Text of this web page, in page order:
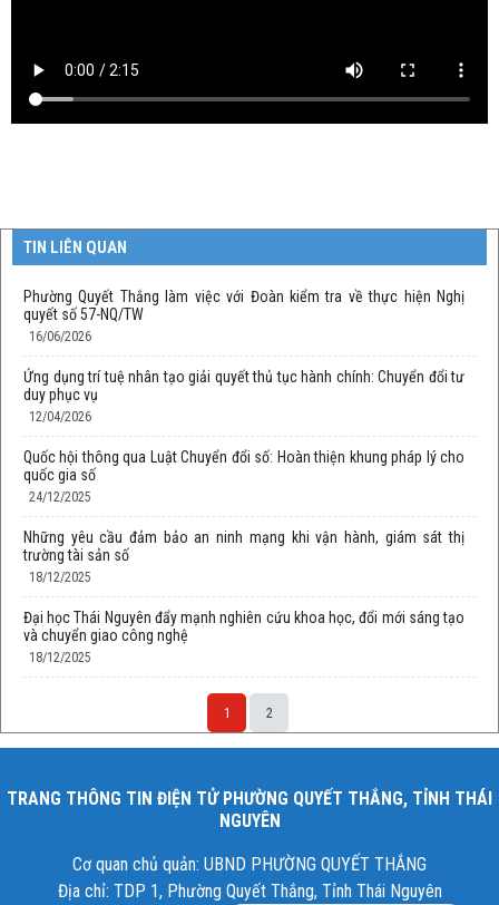
TIN LIÊN QUAN
Phường Quyết Thắng làm việc với Đoàn kiểm tra về thực hiện Nghị
quyết số 57-NQ/TW
16/06/2026
Ứng dụng trí tuệ nhân tạo giải quyết thủ tục hành chính: Chuyển đổi tư
duy phục vụ
12/04/2026
Quốc hội thông qua Luật Chuyển đổi số: Hoàn thiện khung pháp lý cho
quốc gia số
24/12/2025
Những yêu cầu đảm bảo an ninh mạng khi vận hành, giám sát thị
trường tài sản số
18/12/2025
Đại học Thái Nguyên đẩy mạnh nghiên cứu khoa học, đổi mới sáng tạo
và chuyển giao công nghệ
18/12/2025
1 2
TRANG THÔNG TIN ĐIỆN TỬ PHƯỜNG QUYẾT THẮNG, TỈNH THÁI
NGUYÊN
Cơ quan chủ quản: UBND PHƯỜNG QUYẾT THẮNG
Địa chỉ: TDP 1, Phường Quyết Thắng, Tỉnh Thái Nguyên